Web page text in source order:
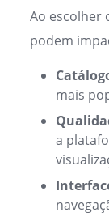
Ao escolher
podem
mais
a